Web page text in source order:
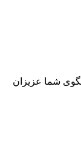
شما عزیزان